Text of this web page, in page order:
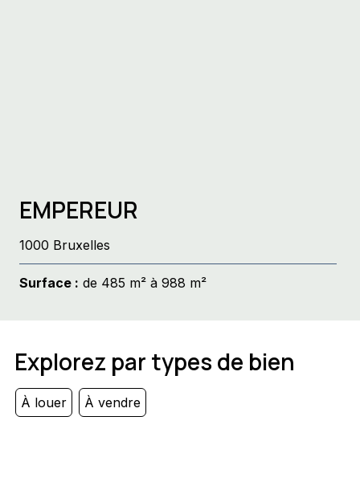
EMPEREUR
1000 Bruxelles
Surface : de 485 m² à 988 m²
Explorez par types de bien
À louer À vendre